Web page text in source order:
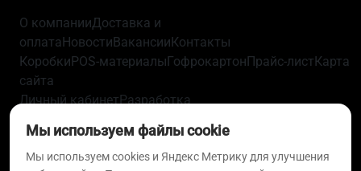
О компанииДоставка и
оплатаНовостиВакансииКонтакты
КоробкиPOS-материалыГофрокартонПрайс-листКарта
сайта
Личный кабинетРазработка
конфиденциальностиПользовательское
соглашениеСогласие на обработку персональных
Мы используем файлы cookie
Мы используем cookies и Яндекс Метрику для улучшения